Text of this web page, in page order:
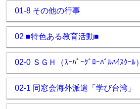
01-8 その他の行事
02 ■特色ある教育活動■
02-0 ＳＧＨ（ｽｰﾊﾟｰｸﾞﾛｰﾊﾞﾙﾊｲｽｸｰﾙ）
02-1 同窓会海外派遣「学び台湾」